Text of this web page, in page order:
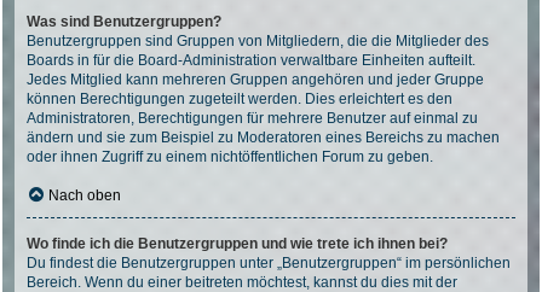
Was sind Benutzergruppen?
Benutzergruppen sind Gruppen von Mitgliedern, die die Mitglieder des
Boards in für die Board-Administration verwaltbare Einheiten aufteilt.
Jedes Mitglied kann mehreren Gruppen angehören und jeder Gruppe
können Berechtigungen zugeteilt werden. Dies erleichtert es den
Administratoren, Berechtigungen für mehrere Benutzer auf einmal zu
ändern und sie zum Beispiel zu Moderatoren eines Bereichs zu machen
oder ihnen Zugriff zu einem nichtöffentlichen Forum zu geben.
Nach oben
Wo finde ich die Benutzergruppen und wie trete ich ihnen bei?
Du findest die Benutzergruppen unter „Benutzergruppen“ im persönlichen
Bereich. Wenn du einer beitreten möchtest, kannst du dies mit der